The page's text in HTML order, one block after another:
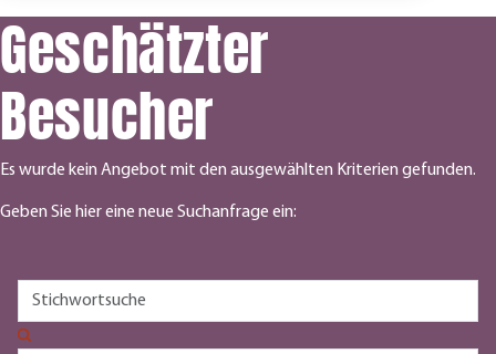
Geschätzter
Besucher
Es wurde kein Angebot mit den ausgewählten Kriterien gefunden.
Geben Sie hier eine neue Suchanfrage ein: